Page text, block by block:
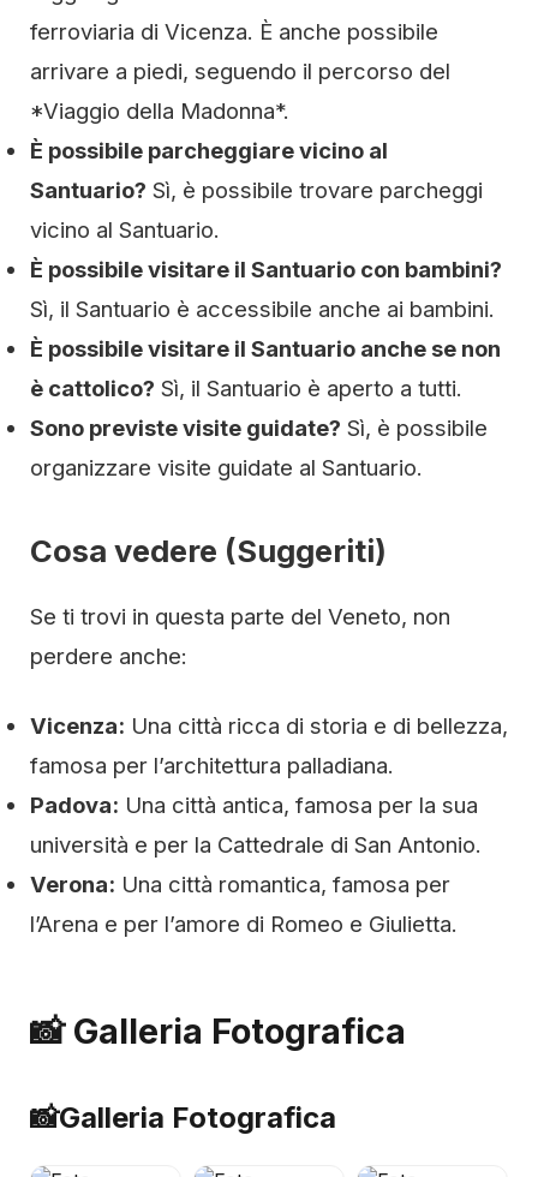
ferroviaria di Vicenza. È anche possibile
arrivare a piedi, seguendo il percorso del
*Viaggio della Madonna*.
È possibile parcheggiare vicino al
Santuario? Sì, è possibile trovare parcheggi
vicino al Santuario.
È possibile visitare il Santuario con bambini?
Sì, il Santuario è accessibile anche ai bambini.
È possibile visitare il Santuario anche se non
è cattolico? Sì, il Santuario è aperto a tutti.
Sono previste visite guidate? Sì, è possibile
organizzare visite guidate al Santuario.
Cosa vedere (Suggeriti)
Se ti trovi in questa parte del Veneto, non
perdere anche:
Vicenza: Una città ricca di storia e di bellezza,
famosa per l’architettura palladiana.
Padova: Una città antica, famosa per la sua
università e per la Cattedrale di San Antonio.
Verona: Una città romantica, famosa per
l’Arena e per l’amore di Romeo e Giulietta.
📸 Galleria Fotografica
📸Galleria Fotografica